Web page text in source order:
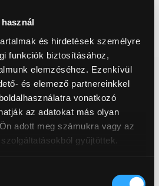
és hirdetések személyre
funkciók biztosításához,
elemzéséhez. Ezenkívül
és elemező partnereinkkel
vonatkozó
az adatokat más olyan
adott meg számukra vagy az
gyűjtöttek.
akasztottam.